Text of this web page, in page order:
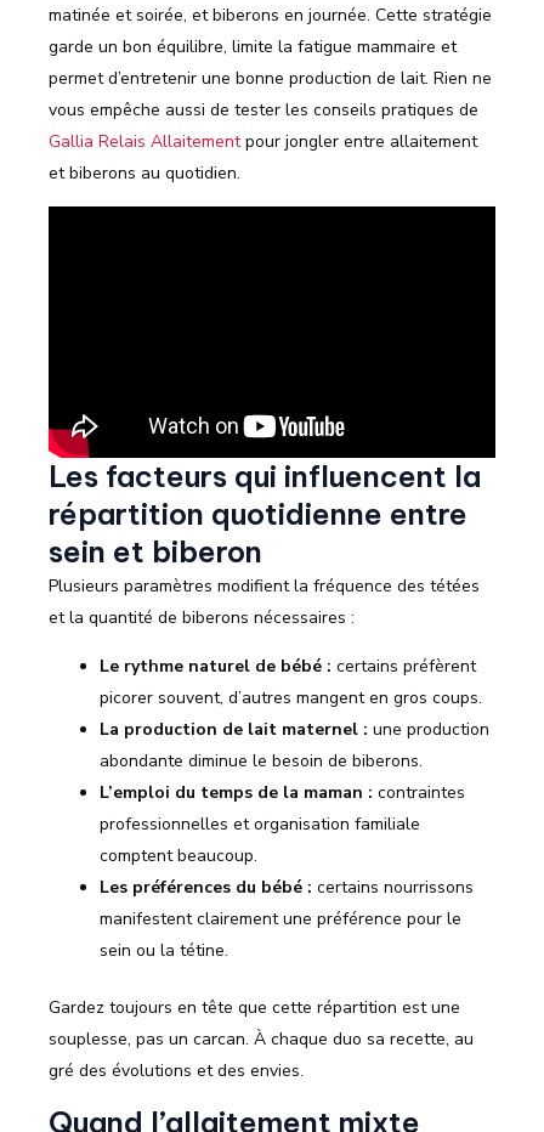
matinée et soirée, et biberons en journée. Cette stratégie
garde un bon équilibre, limite la fatigue mammaire et
permet d’entretenir une bonne production de lait. Rien ne
vous empêche aussi de tester les conseils pratiques de
Gallia Relais Allaitementpour jongler entre allaitement
et biberons au quotidien.
Les facteurs qui influencent la
répartition quotidienne entre
sein et biberon
Plusieurs paramètres modifient la fréquence des tétées
et la quantité de biberons nécessaires :
Le rythme naturel de bébé : certains préfèrent
picorer souvent, d’autres mangent en gros coups.
La production de lait maternel : une production
abondante diminue le besoin de biberons.
L’emploi du temps de la maman : contraintes
professionnelles et organisation familiale
comptent beaucoup.
Les préférences du bébé : certains nourrissons
manifestent clairement une préférence pour le
sein ou la tétine.
Gardez toujours en tête que cette répartition est une
souplesse, pas un carcan. À chaque duo sa recette, au
gré des évolutions et des envies.
Quand l’allaitement mixte